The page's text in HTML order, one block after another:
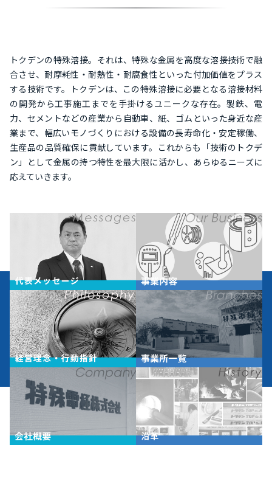
トクデンの特殊溶接。それは、特殊な金属を高度な溶接技術で融
合させ、耐摩耗性・耐熱性・耐腐食性といった付加価値をプラス
する技術です。トクデンは、この特殊溶接に必要となる溶接材料
の開発から工事施工までを手掛けるユニークな存在。製鉄、電
力、セメントなどの産業から自動車、紙、ゴムといった身近な産
業まで、幅広いモノづくりにおける設備の長寿命化・安定稼働、
生産品の品質確保に貢献しています。これからも「技術のトクデ
ン」として金属の持つ特性を最大限に活かし、あらゆるニーズに
応えていきます。